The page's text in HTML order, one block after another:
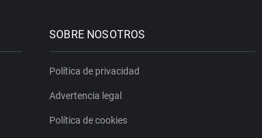
SOBRE NOSOTROS
Política de privacidad
Advertencia legal
Política de cookies